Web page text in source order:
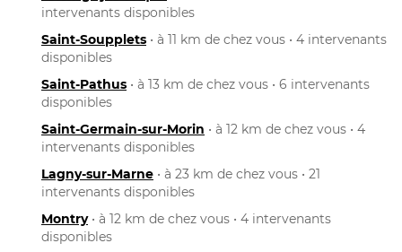
intervenants disponibles
Saint-Soupplets • à 11 km de chez vous • 4 intervenants
disponibles
Saint-Pathus • à 13 km de chez vous • 6 intervenants
disponibles
Saint-Germain-sur-Morin • à 12 km de chez vous • 4
intervenants disponibles
Lagny-sur-Marne • à 23 km de chez vous • 21
intervenants disponibles
Montry• à 12 km de chez vous • 4 intervenants
disponibles